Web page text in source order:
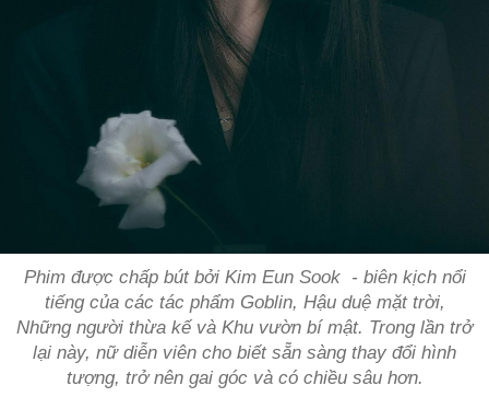
Phim được chấp bút bởi Kim Eun Sook - biên kịch nổi
tiếng của các tác phẩm Goblin, Hậu duệ mặt trời,
Những người thừa kế và Khu vườn bí mật. Trong lần trở
lại này, nữ diễn viên cho biết sẵn sàng thay đổi hình
tượng, trở nên gai góc và có chiều sâu hơn.